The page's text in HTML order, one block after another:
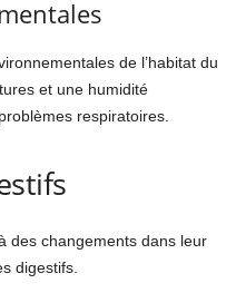
de l’habitat du
et une humidité
respiratoires.
des changements dans leur
digestifs.